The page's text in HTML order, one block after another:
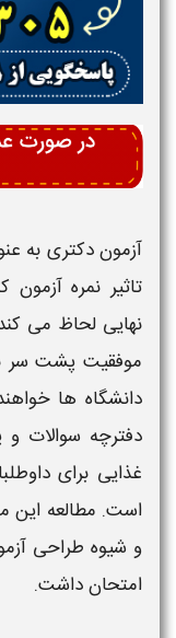
آزمون دکتری به
تاثیر نمرهآزمون
نهایی لحاظ می‌
موفقیت پشت سر
دانشگاه‌ ها
دفترچه سوالات و
غذایی برای
است. مطالعه این
و شیوه طراحی
امتحان داشت.